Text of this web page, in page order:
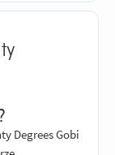
Degrees Gobi